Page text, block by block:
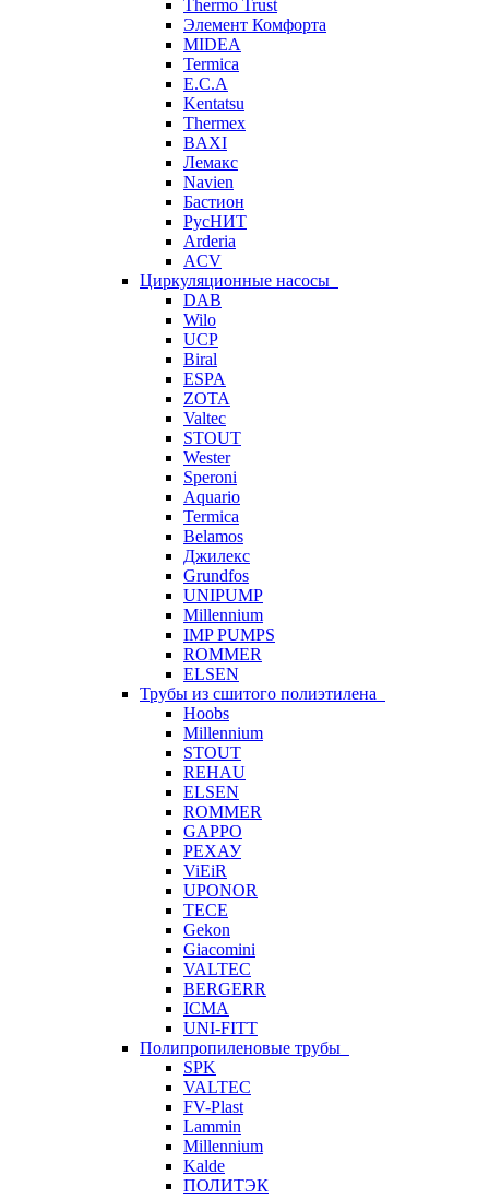
Thermo Trust
Элемент Комфорта
MIDEA
Termica
E.C.A
Kentatsu
Thermex
BAXI
Лемакс
Navien
Бастион
РусНИТ
Arderia
ACV
Циркуляционные насосы
DAB
Wilo
UCP
Biral
ESPA
ZOTA
Valtec
STOUT
Wester
Speroni
Aquario
Termica
Belamos
Джилекс
Grundfos
UNIPUMP
Millennium
IMP PUMPS
ROMMER
ELSEN
Трубы из сшитого полиэтилена
Hoobs
Millennium
STOUT
REHAU
ELSEN
ROMMER
GAPPO
РЕХАУ
ViEiR
UPONOR
TECE
Gekon
Giacomini
VALTEC
BERGERR
ICMA
UNI-FITT
Полипропиленовые трубы
SPK
VALTEC
FV-Plast
Lammin
Millennium
Kalde
ПОЛИТЭК